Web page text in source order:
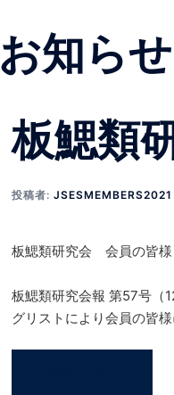
お知らせ
板鰓類
投稿者: JSESMEMBERS2021
板鰓類研究会 会員の皆様
板鰓類研究会報 第57号（
グリストにより会員の皆